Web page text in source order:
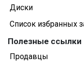
Диски
Список избранных
Полезные ссылки
Продавцы